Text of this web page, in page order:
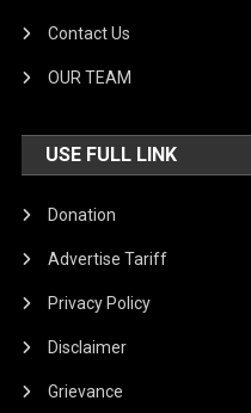
Contact Us
OUR TEAM
USE FULL LINK
Donation
Advertise Tariff
Privacy Policy
Disclaimer
Grievance